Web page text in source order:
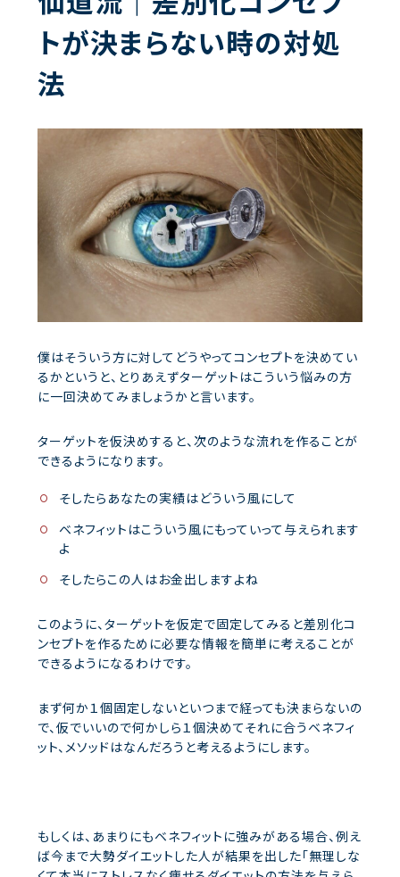
トが決まらない時の対処
法
僕はそういう方に対してどうやってコンセプトを決めてい
るかというと、とりあえずターゲットはこういう悩みの方
に一回決めてみましょうかと言います。
ターゲットを仮決めすると、次のような流れを作ることが
できるようになります。
そしたらあなたの実績はどういう風にして
ベネフィットはこういう風にもっていって与えられます
よ
そしたらこの人はお金出しますよね
このように、ターゲットを仮定で固定してみると差別化コ
ンセプトを作るために必要な情報を簡単に考えることが
できるようになるわけです。
まず何か１個固定しないといつまで経っても決まらないの
で、仮でいいので何かしら１個決めてそれに合うベネフィ
ット、メソッドはなんだろうと考えるようにします。
もしくは、あまりにもベネフィットに強みがある場合、例え
ば今まで大勢ダイエットした人が結果を出した「無理しな